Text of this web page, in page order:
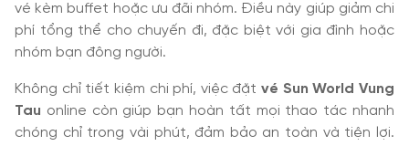
vé kèm buffet hoặc ưu đãi nhóm. Điều này giúp giảm chi
phí tổng thể cho chuyến đi, đặc biệt với gia đình hoặc
nhóm bạn đông người.
Không chỉ tiết kiệm chi phí, việc đặtvé Sun World Vung
Tau online còn giúp bạn hoàn tất mọi thao tác nhanh
chóng chỉ trong vài phút, đảm bảo an toàn và tiện lợi.